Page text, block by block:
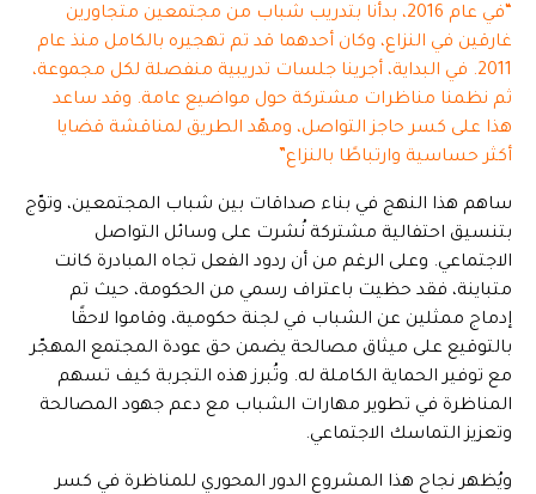
“في عام 2016، بدأنا بتدريب شباب من مجتمعين متجاورين
غارقين في النزاع، وكان أحدهما قد تم تهجيره بالكامل منذ عام
2011. في البداية، أجرينا جلسات تدريبية منفصلة لكل مجموعة،
ثم نظمنا مناظرات مشتركة حول مواضيع عامة. وقد ساعد
هذا على كسر حاجز التواصل، ومهّد الطريق لمناقشة قضايا
أكثر حساسية وارتباطًا بالنزاع”
ساهم هذا النهج في بناء صداقات بين شباب المجتمعين، وتوّج
بتنسيق احتفالية مشتركة نُشرت على وسائل التواصل
الاجتماعي. وعلى الرغم من أن ردود الفعل تجاه المبادرة كانت
متباينة، فقد حظيت باعتراف رسمي من الحكومة، حيث تم
إدماج ممثلين عن الشباب في لجنة حكومية، وقاموا لاحقًا
بالتوقيع على ميثاق مصالحة يضمن حق عودة المجتمع المهجّر
مع توفير الحماية الكاملة له. وتُبرز هذه التجربة كيف تسهم
المناظرة في تطوير مهارات الشباب مع دعم جهود المصالحة
وتعزيز التماسك الاجتماعي.
ويُظهر نجاح هذا المشروع الدور المحوري للمناظرة في كسر